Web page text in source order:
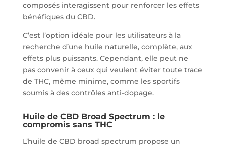
composés interagissent pour renforcer les effets
bénéfiques du CBD.
C’est l’option idéale pour les utilisateurs à la
recherche d’une huile naturelle, complète, aux
effets plus puissants. Cependant, elle peut ne
pas convenir à ceux qui veulent éviter toute trace
de THC, même minime, comme les sportifs
soumis à des contrôles anti-dopage.
Huile de CBD Broad Spectrum : le
compromis sans THC
L’huile de CBD broad spectrum propose un